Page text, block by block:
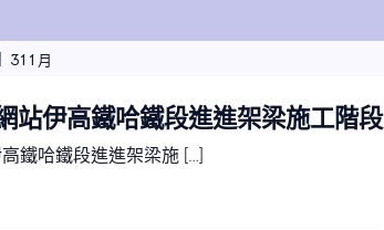
31 1 月
站伊高鐵哈鐵段進進架梁施工階段
鐵哈鐵段進進架梁施 […]